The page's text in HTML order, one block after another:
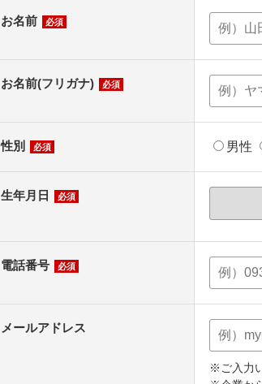
お名前 必須
お名前(フリガナ) 必須
性別 必須 男性
生年月日 必須
電話番号 必須
メールアドレス
※ご入力